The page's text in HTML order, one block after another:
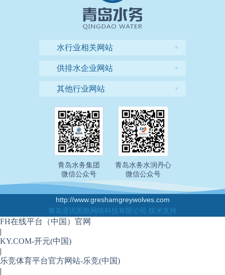
水行业相关网站 ▼
供排水企业网站 ▼
其他行业网站 ▼
青岛水务集团
微信公众号
青岛水务水润丹心
微信公众号
http://www.greshamgreywolves.com
青岛亚讯图航网络科技有限公司 技术支持
FH在线平台（中国）官网
|
KY.COM-开元(中国)
|
乐竞体育平台官方网站-乐竞(中国)
|